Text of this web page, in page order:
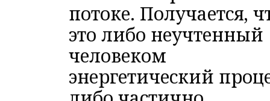
потоке. Получается,
это либо неучтенный
человеком
энергетический